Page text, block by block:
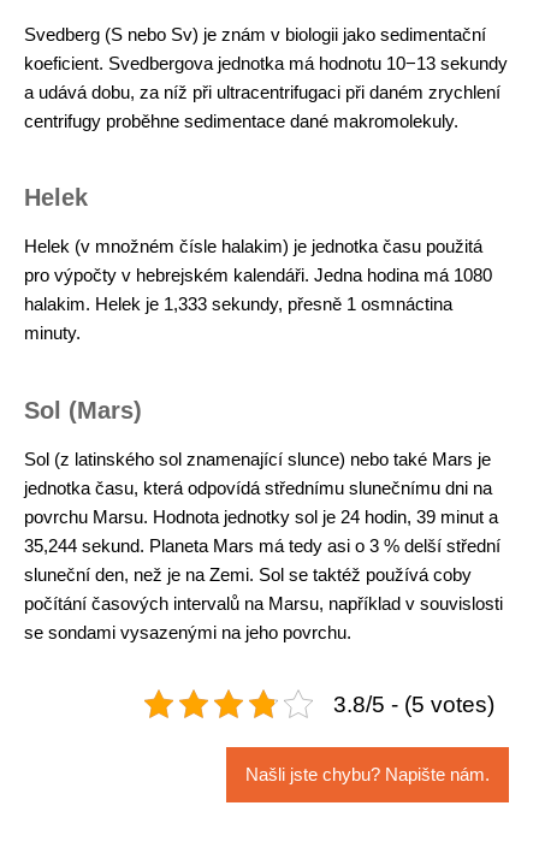
Svedberg (S nebo Sv) je znám v biologii jako sedimentační
koeficient. Svedbergova jednotka má hodnotu 10−13 sekundy
a udává dobu, za níž při ultracentrifugaci při daném zrychlení
centrifugy proběhne sedimentace dané makromolekuly.
Helek
Helek (v množném čísle halakim) je jednotka času použitá
pro výpočty v hebrejském kalendáři. Jedna hodina má 1080
halakim. Helek je 1,333 sekundy, přesně 1 osmnáctina
minuty.
Sol (Mars)
Sol (z latinského sol znamenající slunce) nebo také Mars je
jednotka času, která odpovídá střednímu slunečnímu dni na
povrchu Marsu. Hodnota jednotky sol je 24 hodin, 39 minut a
35,244 sekund. Planeta Mars má tedy asi o 3 % delší střední
sluneční den, než je na Zemi. Sol se taktéž používá coby
počítání časových intervalů na Marsu, například v souvislosti
se sondami vysazenými na jeho povrchu.
3.8/5 - (5 votes)
Našli jste chybu? Napište nám.